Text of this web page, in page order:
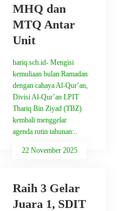
MHQ dan
MTQ Antar
Unit
hariq.sch.id- Mengisi
kemuliaan bulan Ramadan
dengan cahaya Al-Qur’an,
Divisi Al-Qur’an LPIT
Thariq Bin Ziyad (TBZ)
kembali menggelar
agenda rutin tahunan:..
22 November 2025
Raih 3 Gelar
Juara 1, SDIT